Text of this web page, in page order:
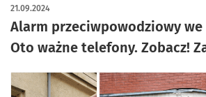
Alarm przeciwpowodziowy we
Oto ważne telefony. Zobacz!
21.09.2024